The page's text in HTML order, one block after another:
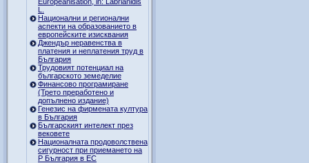
L.
Национални и регионални
аспекти на образованието в
европейските изисквания
Джендър неравенства в
платения и неплатения труд в
България
Трудовият потенциал на
българското земеделие
Финансово програмиране
(Трето преработено и
допълнено издание)
Генезис на фирмената култура
в България
Българският интелект през
вековете
Националната продоволствена
сигурност при приемането на
Р България в ЕС